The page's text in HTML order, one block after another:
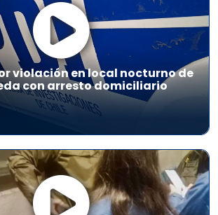
violación en local nocturno de
con arresto domiciliario